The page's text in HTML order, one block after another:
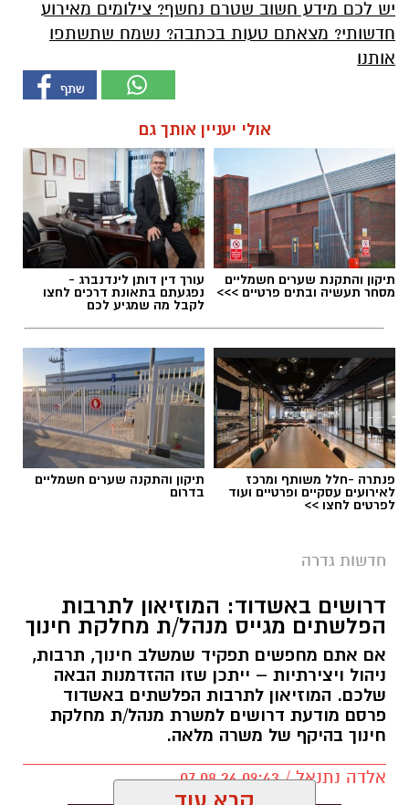
יש לכם מידע חשוב שטרם נחשף? צילומים מאירוע
חדשותי? מצאתם טעות בכתבה? נשמח שתשתפו
אותנו
אולי יעניין אותך גם
תיקון והתקנת שערים חשמליים
מסחר תעשיה ובתים פרטיים >>>
עורך דין דותן לינדנברג -
נפגעתם בתאונת דרכים לחצו
לקבל מה שמגיע לכם
פנתרה -חלל משותף ומרכז
לאירועים עסקיים ופרטיים ועוד
לפרטים לחצו >>
תיקון והתקנה שערים חשמליים
בדרום
חדשות גדרה
דרושים באשדוד: המוזיאון לתרבות
הפלשתים מגייס מנהל/ת מחלקת חינוך
אם אתם מחפשים תפקיד שמשלב חינוך, תרבות,
ניהול ויצירתיות – ייתכן שזו ההזדמנות הבאה
שלכם. המוזיאון לתרבות הפלשתים באשדוד
פרסם מודעת דרושים למשרת מנהל/ת מחלקת
חינוך בהיקף של משרה מלאה.
אלדה נתנאל / 09:43 07.08.26